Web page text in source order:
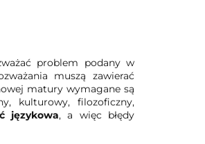
problem podany w
muszą zawierać
matury wymagane są
kulturowy, filozoficzny,
językowa, a więc błędy